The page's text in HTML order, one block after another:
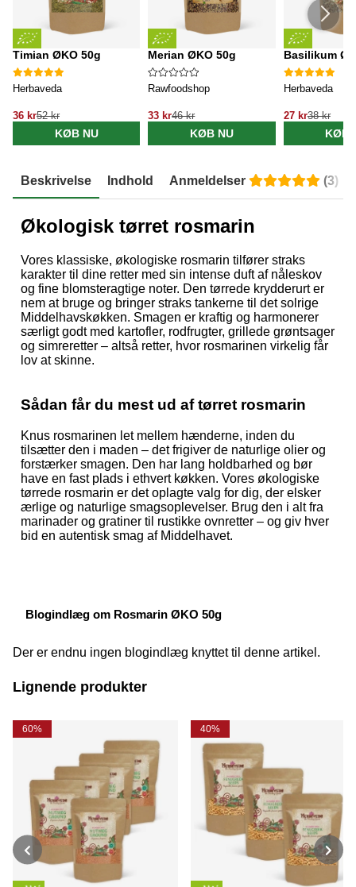
Timian ØKO 50g
Herbaveda
36 kr52 kr
KØB NU
Merian ØKO 50g
Rawfoodshop
33 kr46 kr
KØB NU
Basilikum
Herbaveda
27 kr38 kr
KØB
Beskrivelse Indhold Anmeldelser (3)
Økologisk tørret rosmarin
Vores klassiske, økologiske rosmarin tilfører straks
karakter til dine retter med sin intense duft af nåleskov
og fine blomsteragtige noter. Den tørrede krydderurt er
nem at bruge og bringer straks tankerne til det solrige
Middelhavskøkken. Smagen er kraftig og harmonerer
særligt godt med kartofler, rodfrugter, grillede grøntsager
og simreretter – altså retter, hvor rosmarinen virkelig får
lov at skinne.
Sådan får du mest ud af tørret rosmarin
Knus rosmarinen let mellem hænderne, inden du
tilsætter den i maden – det frigiver de naturlige olier og
forstærker smagen. Den har lang holdbarhed og bør
have en fast plads i ethvert køkken. Vores økologiske
tørrede rosmarin er det oplagte valg for dig, der elsker
ærlige og naturlige smagsoplevelser. Brug den i alt fra
marinader og gratiner til rustikke ovnretter – og giv hver
bid en autentisk smag af Middelhavet.
Blogindlæg om Rosmarin ØKO 50g
Der er endnu ingen blogindlæg knyttet til denne artikel.
Lignende produkter
60% 40%